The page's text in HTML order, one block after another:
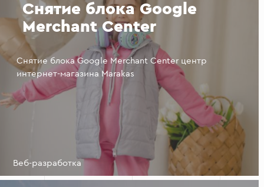
Снятие блока Google
Merchant Center
Снятие блока Google Merchant Center центр
интернет-магазина Marakas
Веб-разработка